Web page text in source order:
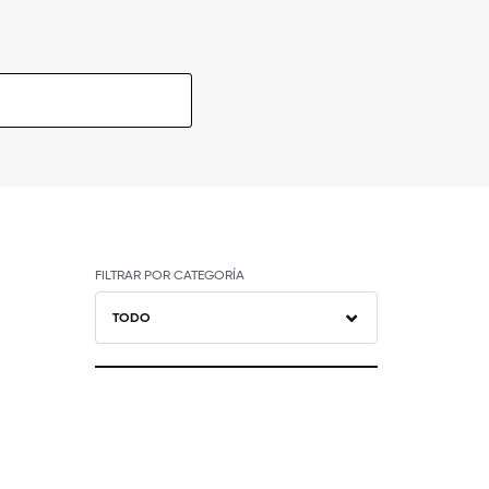
FILTRAR POR CATEGORÍA
TODO